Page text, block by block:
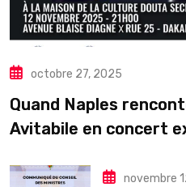
octobre 27, 2025
Quand Naples
Avitabile en concert
novembre